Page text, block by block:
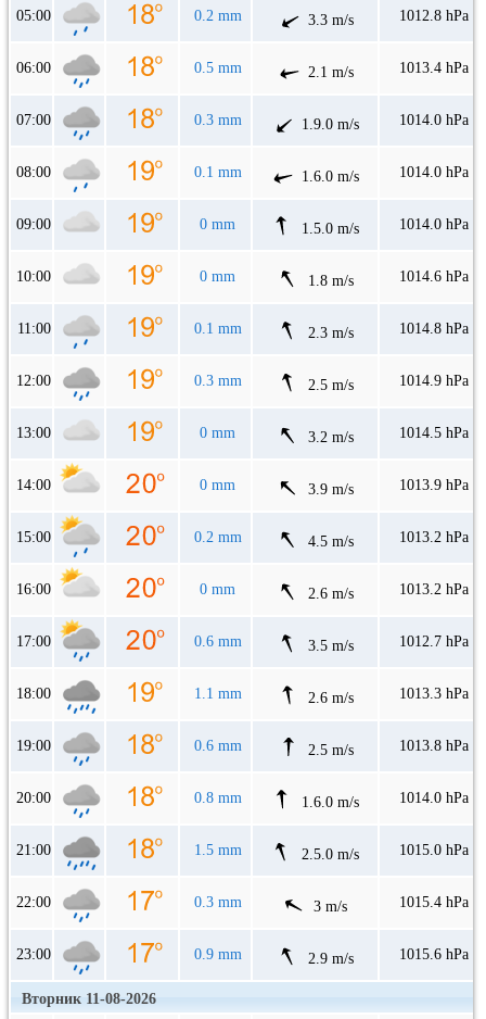
05:00 0.2 mm 3.3 m/s 1012.8 hPa
06:00 0.5 mm 2.1 m/s 1013.4 hPa
07:00 0.3 mm 1.9.0 m/s 1014.0 hPa
08:00 0.1 mm 1.6.0 m/s 1014.0 hPa
09:00 0 mm 1.5.0 m/s 1014.0 hPa
10:00 0 mm 1.8 m/s 1014.6 hPa
11:00 0.1 mm 2.3 m/s 1014.8 hPa
12:00 0.3 mm 2.5 m/s 1014.9 hPa
13:00 0 mm 3.2 m/s 1014.5 hPa
14:00 0 mm 3.9 m/s 1013.9 hPa
15:00 0.2 mm 4.5 m/s 1013.2 hPa
16:00 0 mm 2.6 m/s 1013.2 hPa
17:00 0.6 mm 3.5 m/s 1012.7 hPa
18:00 1.1 mm 2.6 m/s 1013.3 hPa
19:00 0.6 mm 2.5 m/s 1013.8 hPa
20:00 0.8 mm 1.6.0 m/s 1014.0 hPa
21:00 1.5 mm 2.5.0 m/s 1015.0 hPa
22:00 0.3 mm 3 m/s 1015.4 hPa
23:00 0.9 mm 2.9 m/s 1015.6 hPa
Вторник 11-08-2026